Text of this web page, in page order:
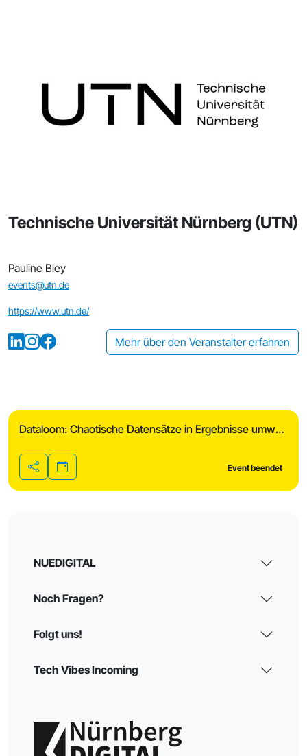
Technische Universität Nürnberg (UTN)
Pauline Bley
events@utn.de
https://www.utn.de/
Mehr über den Veranstalter erfahren
Dataloom: Chaotische Datensätze in Ergebnisse umwandeln!
Teilen
Event beendet
NUEDIGITAL
Noch Fragen?
Folgt uns!
Tech Vibes Incoming